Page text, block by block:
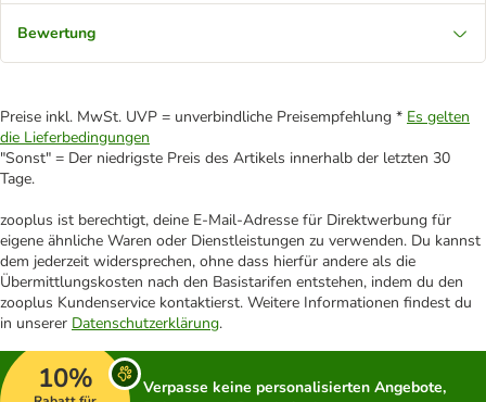
Bewertung
Preise inkl. MwSt. UVP = unverbindliche Preisempfehlung * Es gelten
die Lieferbedingungen
"Sonst" = Der niedrigste Preis des Artikels innerhalb der letzten 30
Tage.
zooplus ist berechtigt, deine E-Mail-Adresse für Direktwerbung für
eigene ähnliche Waren oder Dienstleistungen zu verwenden. Du kannst
dem jederzeit widersprechen, ohne dass hierfür andere als die
Übermittlungskosten nach den Basistarifen entstehen, indem du den
zooplus Kundenservice kontaktierst. Weitere Informationen findest du
in unserer Datenschutzerklärung.
10%
Verpasse keine personalisierten Angebote,